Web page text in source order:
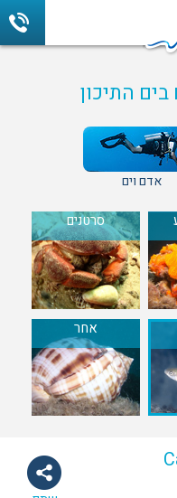
התיכון
אדם וים
סרטנים
אחר